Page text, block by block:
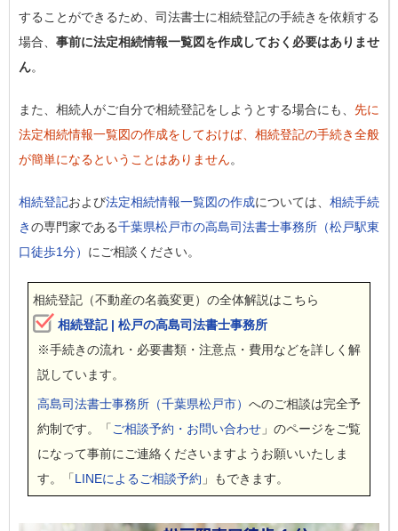
することができるため、司法書士に相続登記の手続きを依頼する
場合、 事前に法定相続情報一覧図を作成しておく必要はありませ
ん。
また、相続人がご自分で相続登記をしようとする場合にも、 先に
法定相続情報一覧図の作成をしておけば、相続登記の手続き全般
が簡単になるということはありません。
相続登記および法定相続情報一覧図の作成については、 相続手続
きの専門家である千葉県松戸市の高島司法書士事務所（松戸駅東
口徒歩1分） にご相談ください。
相続登記（不動産の名義変更）の全体解説はこちら
相続登記 | 松戸の高島司法書士事務所
※手続きの流れ・必要書類・注意点・費用などを詳しく解
説しています。
高島司法書士事務所（千葉県松戸市） へのご相談は完全予
約制です。「 ご相談予約・お問い合わせ 」のページをご覧
になって事前にご連絡くださいますようお願いいたしま
す。「LINEによるご相談予約 」もできます。